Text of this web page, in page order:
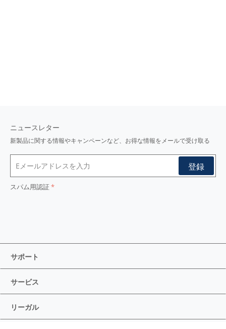
ニュースレター
新製品に関する情報やキャンペーンなど、お得な情報をメールで受け取る
スパム用認証
サポート
サービス
リーガル